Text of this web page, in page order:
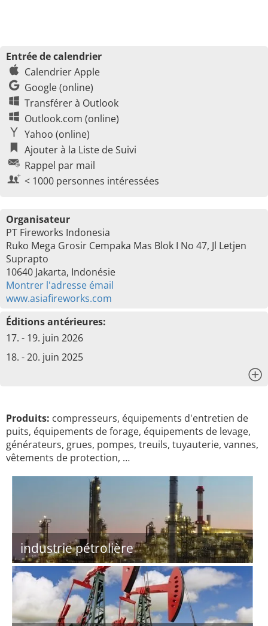
Entrée de calendrier
Calendrier Apple
Google (online)
Transférer à Outlook
Outlook.com (online)
Yahoo (online)
Ajouter à la Liste de Suivi
Rappel par mail
< 1000 personnes intéressées
Organisateur
PT Fireworks Indonesia
Ruko Mega Grosir Cempaka Mas Blok I No 47, Jl Letjen
Suprapto
10640 Jakarta, Indonésie
Montrer l'adresse émail
www.asiafireworks.com
Éditions antérieures:
17. - 19. juin 2026
18. - 20. juin 2025
Produits: compresseurs, équipements d'entretien de
puits, équipements de forage, équipements de levage,
générateurs, grues, pompes, treuils, tuyauterie, vannes,
vêtements de protection, …
industrie pétrolière